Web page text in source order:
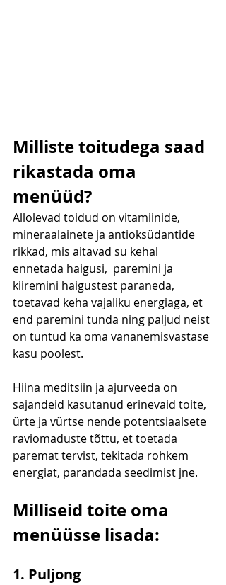
Milliste toitudega saad
rikastada oma
menüüd?
Allolevad toidud on vitamiinide,
mineraalainete ja antioksüdantide
rikkad, mis aitavad su kehal
ennetada haigusi,  paremini ja
kiiremini haigustest paraneda,
toetavad keha vajaliku energiaga, et
end paremini tunda ning paljud neist
on tuntud ka oma vananemisvastase
kasu poolest.
Hiina meditsiin ja ajurveeda on
sajandeid kasutanud erinevaid toite,
ürte ja vürtse nende potentsiaalsete
raviomaduste tõttu, et toetada
paremat tervist, tekitada rohkem
energiat, parandada seedimist jne.
Milliseid toite oma
menüüsse lisada:
1. Puljong